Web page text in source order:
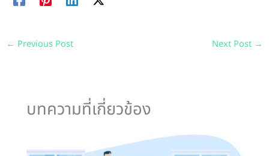
← Previous Post Next Post →
บทความที่เกี่ยวข้อง